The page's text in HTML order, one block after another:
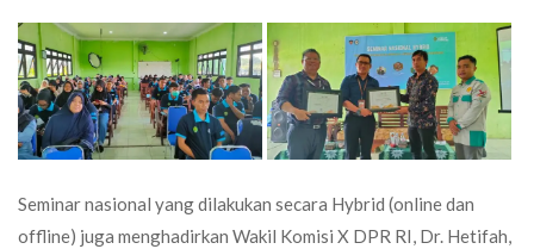
Seminar nasional yang dilakukan secara Hybrid (online dan
offline) juga menghadirkan Wakil Komisi X DPR RI, Dr. Hetifah,